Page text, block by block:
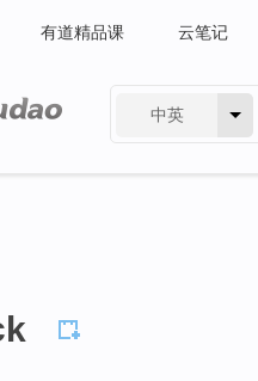
有道精品课 云笔记
中英